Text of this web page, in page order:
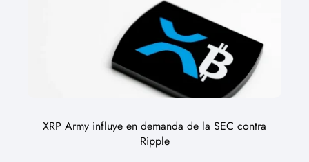
XRP Army influye en demanda de la SEC contra
Ripple